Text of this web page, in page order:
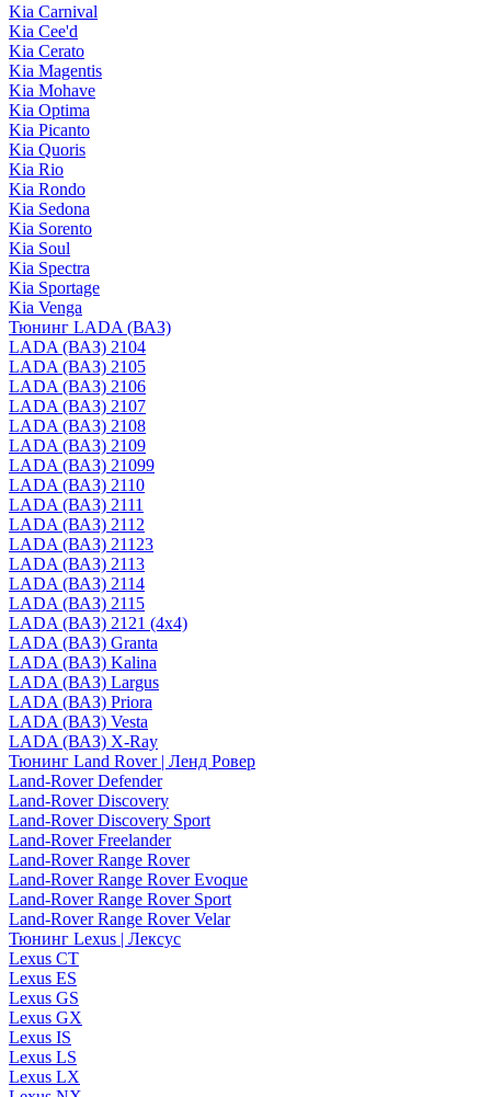
Kia Carnival
Kia Cee'd
Kia Cerato
Kia Magentis
Kia Mohave
Kia Optima
Kia Picanto
Kia Quoris
Kia Rio
Kia Rondo
Kia Sedona
Kia Sorento
Kia Soul
Kia Spectra
Kia Sportage
Kia Venga
Тюнинг LADA (ВАЗ)
LADA (ВАЗ) 2104
LADA (ВАЗ) 2105
LADA (ВАЗ) 2106
LADA (ВАЗ) 2107
LADA (ВАЗ) 2108
LADA (ВАЗ) 2109
LADA (ВАЗ) 21099
LADA (ВАЗ) 2110
LADA (ВАЗ) 2111
LADA (ВАЗ) 2112
LADA (ВАЗ) 21123
LADA (ВАЗ) 2113
LADA (ВАЗ) 2114
LADA (ВАЗ) 2115
LADA (ВАЗ) 2121 (4x4)
LADA (ВАЗ) Granta
LADA (ВАЗ) Kalina
LADA (ВАЗ) Largus
LADA (ВАЗ) Priora
LADA (ВАЗ) Vesta
LADA (ВАЗ) X-Ray
Тюнинг Land Rover | Ленд Ровер
Land-Rover Defender
Land-Rover Discovery
Land-Rover Discovery Sport
Land-Rover Freelander
Land-Rover Range Rover
Land-Rover Range Rover Evoque
Land-Rover Range Rover Sport
Land-Rover Range Rover Velar
Тюнинг Lexus | Лексус
Lexus CT
Lexus ES
Lexus GS
Lexus GX
Lexus IS
Lexus LS
Lexus LX